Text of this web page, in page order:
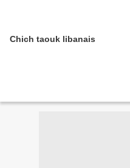
Chich taouk libanais